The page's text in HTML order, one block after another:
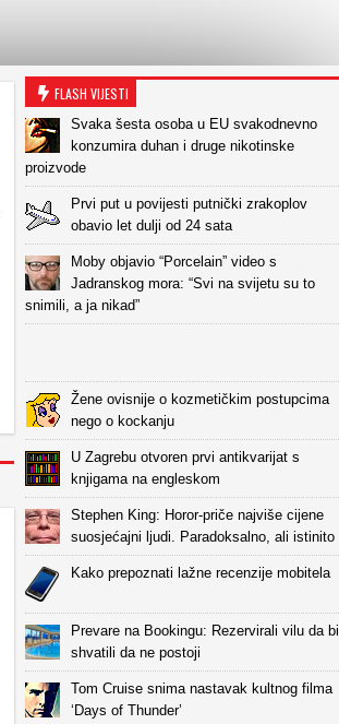
FLASH VIJESTI
Svaka šesta osoba u EU svakodnevno
konzumira duhan i druge nikotinske
proizvode
Prvi put u povijesti putnički zrakoplov
obavio let dulji od 24 sata
Moby objavio “Porcelain” video s
Jadranskog mora: “Svi na svijetu su to
snimili, a ja nikad”
Žene ovisnije o kozmetičkim postupcima
nego o kockanju
U Zagrebu otvoren prvi antikvarijat s
knjigama na engleskom
Stephen King: Horor-priče najviše cijene
suosjećajni ljudi. Paradoksalno, ali istinito
Kako prepoznati lažne recenzije mobitela
Prevare na Bookingu: Rezervirali vilu da bi
shvatili da ne postoji
Tom Cruise snima nastavak kultnog filma
‘Days of Thunder’